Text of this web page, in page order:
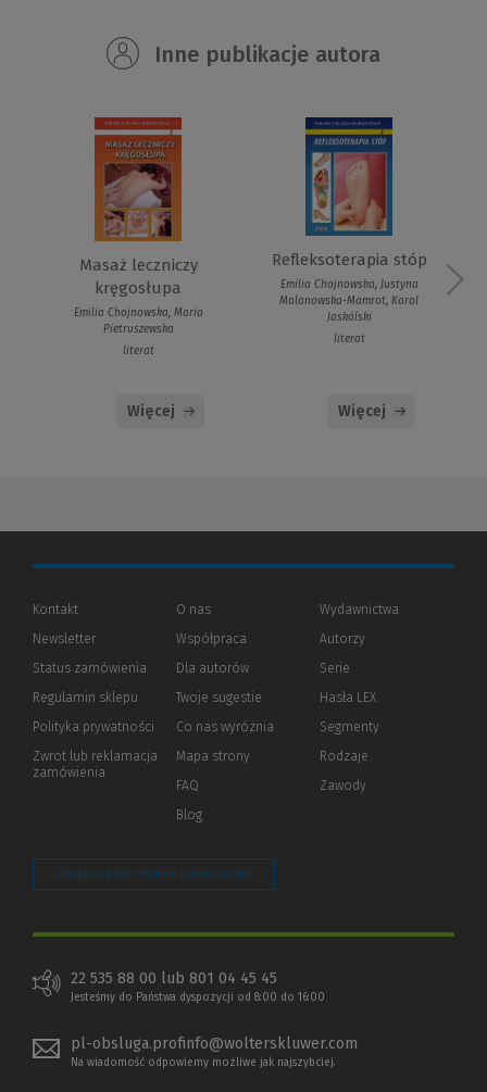
Inne publikacje autora
Masaż leczniczy
kręgosłupa
Emilia Chojnowska, Maria
Pietruszewska
literat
Więcej
Refleksoterapia stóp
Emilia Chojnowska, Justyna
Malanowska-Mamrot, Karol
Jaskólski
literat
Więcej
Kontakt
Newsletter
Status zamówienia
Regulamin sklepu
Polityka prywatności (Nowe
(Link
innej
Zwrot lub reklamacja
zamówienia
O nas
Współpraca
Dla autorów(Nowe
(Link
innej
strony)
Twoje sugestie
Co nas wyróżnia
Mapa strony
FAQ
Blog
Wydawnictwa
Autorzy
Serie
Hasła LEX
Segmenty
Rodzaje
Zawody
Zarządzaj preferencjami plików cookie
22 535 88 00 lub 801 04 45 45
Jesteśmy do Państwa dyspozycji od 8:00 do 16:00
pl-obsluga.profinfo@wolterskluwer.com
Na wiadomość odpowiemy możliwe jak najszybciej.